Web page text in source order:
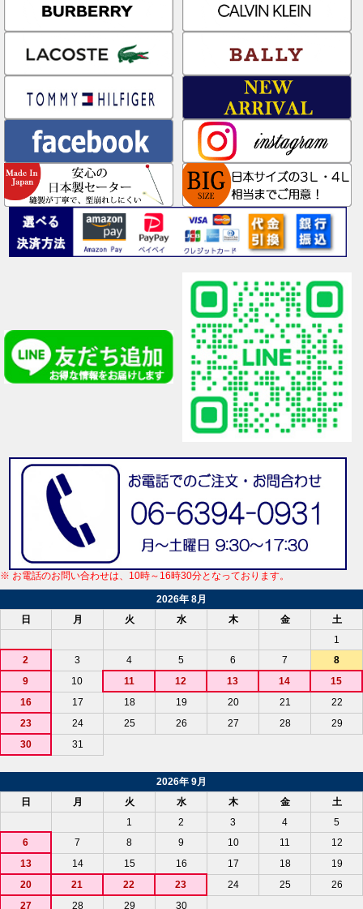
※ お電話のお問い合わせは、10時～16時30分となっております。
2026年 8月
日
月 火 水 木 金
土
1
2
3 4 5 6 7
8
9
10 11 12 13 14
15
16
17 18 19 20 21
22
23
24 25 26 27 28
29
30
31
2026年 9月
日
月 火 水 木 金
土
1
2 3 4
5
6
7 8 9 10 11
12
13
14 15 16 17 18
19
20
21 22 23 24 25
26
27
28 29 30